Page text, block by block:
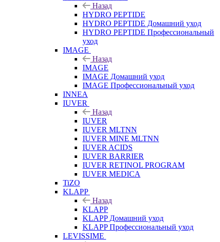
Назад
HYDRO PEPTIDE
HYDRO PEPTIDE Домашний уход
HYDRO PEPTIDE Профессиональный
уход
IMAGE
Назад
IMAGE
IMAGE Домашний уход
IMAGE Профессиональный уход
INNEA
IUVER
Назад
IUVER
IUVER MLTNN
IUVER MINE MLTNN
IUVER ACIDS
IUVER BARRIER
IUVER RETINOL PROGRAM
IUVER MEDICA
TiZO
KLAPP
Назад
KLAPP
KLAPP Домашний уход
KLAPP Профессиональный уход
LEVISSIME